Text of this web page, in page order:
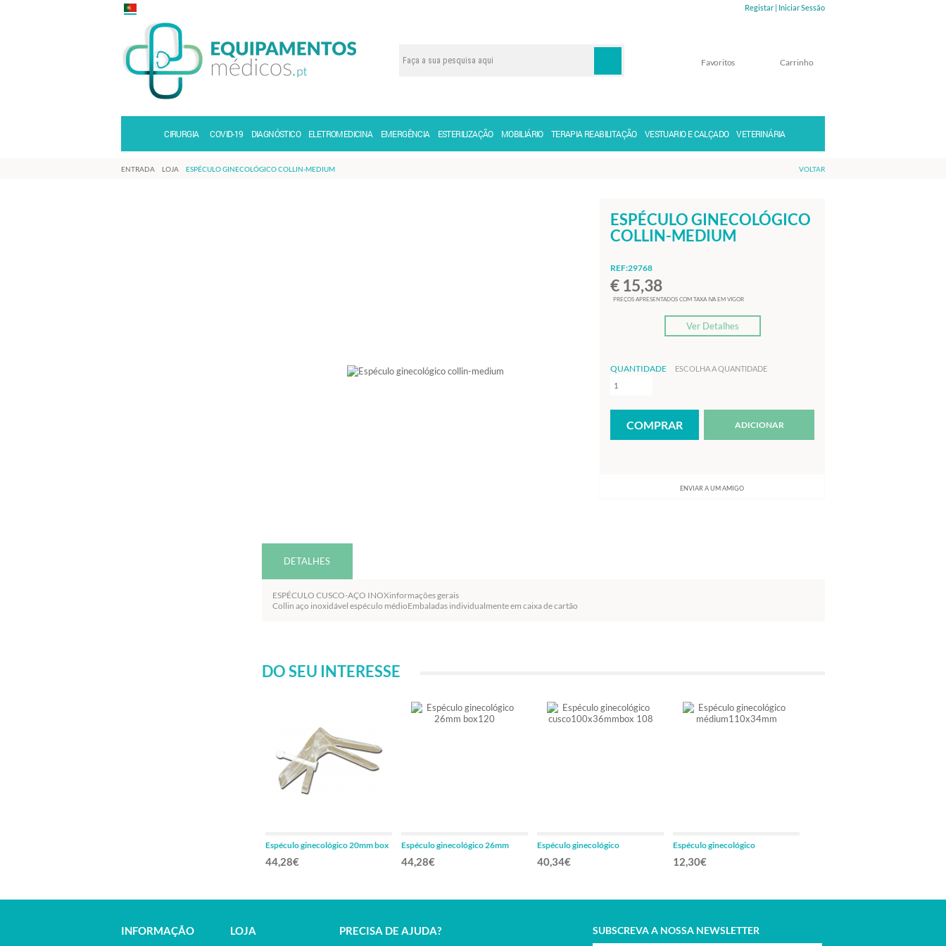
Registar | Iniciar Sessão
Carrinho
Favoritos
CIRURGIA COVID-19 DIAGNÓSTICO ELETROMEDICINA EMERGÊNCIA ESTERILIZAÇÃO MOBILIÁRIO TERAPIA REABILITAÇÃO VESTUARIO E CALÇADO VETERINÁRIA
ENTRADA LOJA ESPÉCULO GINECOLÓGICO COLLIN-MEDIUM VOLTAR
ESPÉCULO GINECOLÓGICO
COLLIN-MEDIUM
REF:29768
€ 15,38
PREÇOS APRESENTADOS COM TAXA IVA EM VIGOR
Ver Detalhes
QUANTIDADE ESCOLHA A QUANTIDADE
ADICIONAR
ENVIAR A UM AMIGO
DETALHES
ESPÉCULO CUSCO-AÇO INOXinformações gerais
Collin aço inoxidável espéculo médioEmbaladas individualmente em caixa de cartão
DO SEU INTERESSE
Espéculo ginecológico 20mm box
44,28€
Espéculo ginecológico 26mm
44,28€
Espéculo ginecológico
40,34€
Espéculo ginecológico
12,30€
INFORMAÇÃO LOJA PRECISA DE AJUDA? SUBSCREVA A NOSSA NEWSLETTER